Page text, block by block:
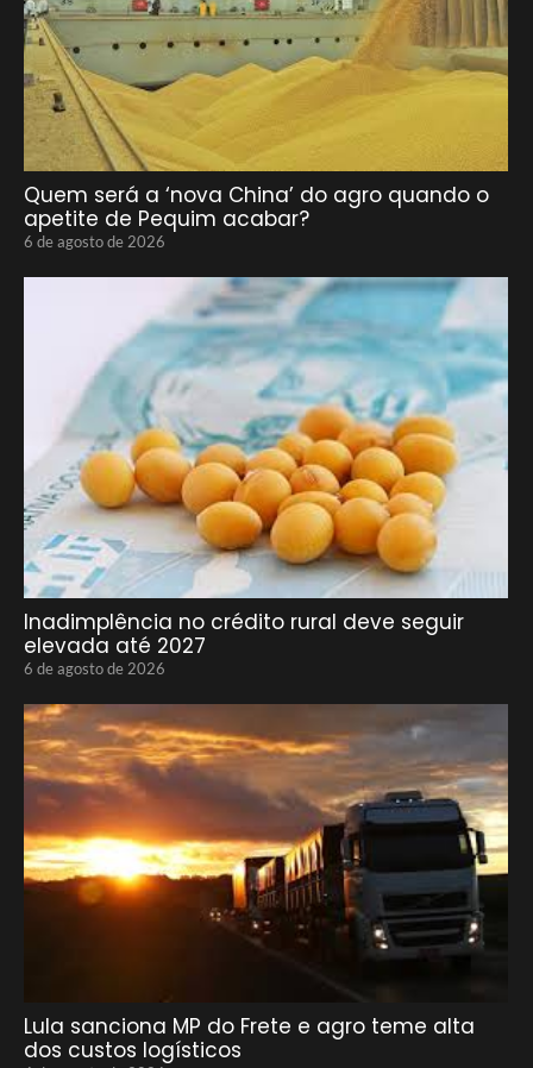
Quem será a ‘nova China’ do agro quando o
apetite de Pequim acabar?
6 de agosto de 2026
Inadimplência no crédito rural deve seguir
elevada até 2027
6 de agosto de 2026
Lula sanciona MP do Frete e agro teme alta
dos custos logísticos